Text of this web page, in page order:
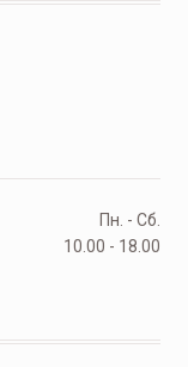
Пн. - Сб.
10.00 - 18.00